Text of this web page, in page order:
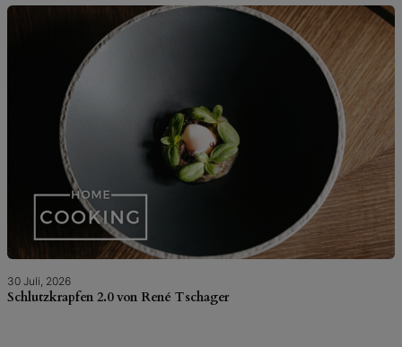
30 Juli, 2026
Schlutzkrapfen 2.0 von René Tschager